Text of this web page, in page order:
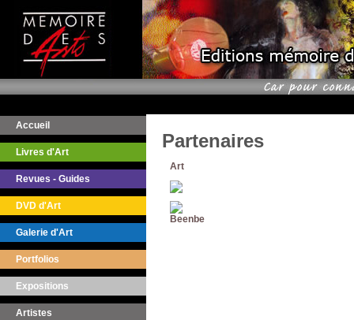
Accueil
Livres d'Art
Revues - Guides
DVD d'Art
Galerie d'Art
Portfolios
Expositions
Artistes
Partenaires
Art